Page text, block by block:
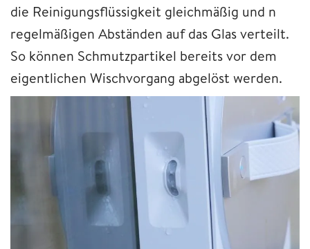
die Reinigungsflüssigkeit gleichmäßig und n
regelmäßigen Abständen auf das Glas verteilt.
So können Schmutzpartikel bereits vor dem
eigentlichen Wischvorgang abgelöst werden.